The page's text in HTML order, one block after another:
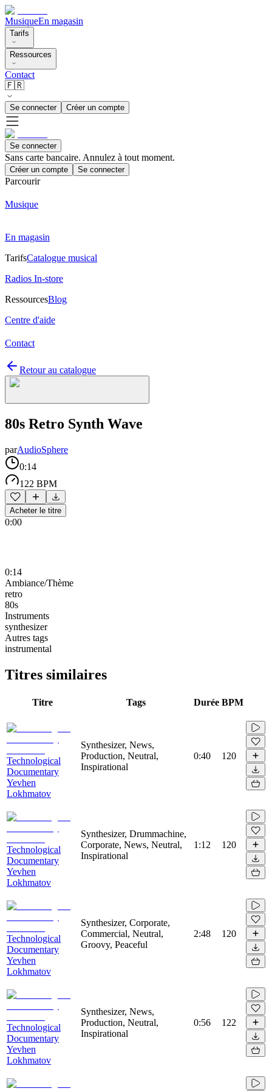
MusiqueEn magasin
Tarifs
Ressources
Contact
🇫🇷
Se connecter Créer un compte
Se connecter
Sans carte bancaire. Annulez à tout moment.
Créer un compte Se connecter
Parcourir
Musique
En magasin
TarifsCatalogue musical
Radios In-store
RessourcesBlog
Centre d'aide
Contact
Retour au catalogue
80s Retro Synth Wave
parAudioSphere
0:14
122 BPM
Acheter le titre
0:00
0:14
Ambiance/Thème
retro
80s
Instruments
synthesizer
Autres tags
instrumental
Titres similaires
Titre Tags Durée BPM
Technological
Documentary
Yevhen
Lokhmatov
Synthesizer, News,
Production, Neutral,
Inspirational
0:40 120
Technological
Documentary
Yevhen
Lokhmatov
Synthesizer, Drummachine,
Corporate, News, Neutral,
Inspirational
1:12 120
Technological
Documentary
Yevhen
Lokhmatov
Synthesizer, Corporate,
Commercial, Neutral,
Groovy, Peaceful
2:48 120
Technological
Documentary
Yevhen
Lokhmatov
Synthesizer, News,
Production, Neutral,
Inspirational
0:56 122